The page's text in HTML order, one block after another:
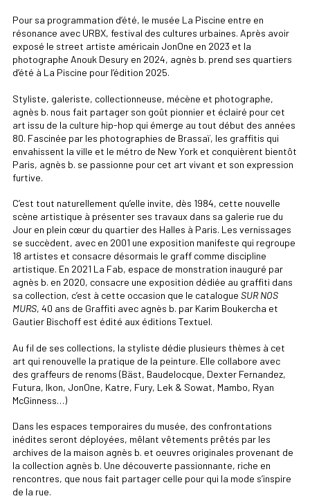
Pour sa programmation d’été, le musée La Piscine entre en
résonance avec URBX, festival des cultures urbaines. Après avoir
exposé le street artiste américain JonOne en 2023 et la
photographe Anouk Desury en 2024, agnès b. prend ses quartiers
d’été à La Piscine pour l’édition 2025.
Styliste, galeriste, collectionneuse, mécène et photographe,
agnès b. nous fait partager son goût pionnier et éclairé pour cet
art issu de la culture hip-hop qui émerge au tout début des années
80. Fascinée par les photographies de Brassaï, les graffitis qui
envahissent la ville et le métro de New York et conquièrent bientôt
Paris, agnès b. se passionne pour cet art vivant et son expression
furtive.
C’est tout naturellement qu’elle invite, dès 1984, cette nouvelle
scène artistique à présenter ses travaux dans sa galerie rue du
Jour en plein cœur du quartier des Halles à Paris. Les vernissages
se succèdent, avec en 2001 une exposition manifeste qui regroupe
18 artistes et consacre désormais le graff comme discipline
artistique. En 2021 La Fab, espace de monstration inauguré par
agnès b. en 2020, consacre une exposition dédiée au graffiti dans
sa collection, c’est à cette occasion que le catalogue SUR NOS
MURS, 40 ans de Graffiti avec agnès b. par Karim Boukercha et
Gautier Bischoff est édité aux éditions Textuel.
Au fil de ses collections, la styliste dédie plusieurs thèmes à cet
art qui renouvelle la pratique de la peinture. Elle collabore avec
des graffeurs de renoms (Bäst, Baudelocque, Dexter Fernandez,
Futura, Ikon, JonOne, Katre, Fury, Lek & Sowat, Mambo, Ryan
McGinness…)
Dans les espaces temporaires du musée, des confrontations
inédites seront déployées, mêlant vêtements prêtés par les
archives de la maison agnès b. et oeuvres originales provenant de
la collection agnès b. Une découverte passionnante, riche en
rencontres, que nous fait partager celle pour qui la mode s’inspire
de la rue.